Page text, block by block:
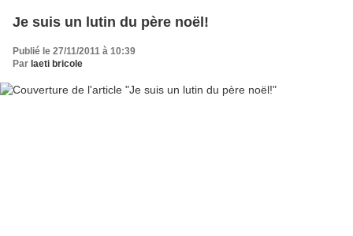
Je suis un lutin du père noël!
Publié le 27/11/2011 à 10:39
Par laeti bricole